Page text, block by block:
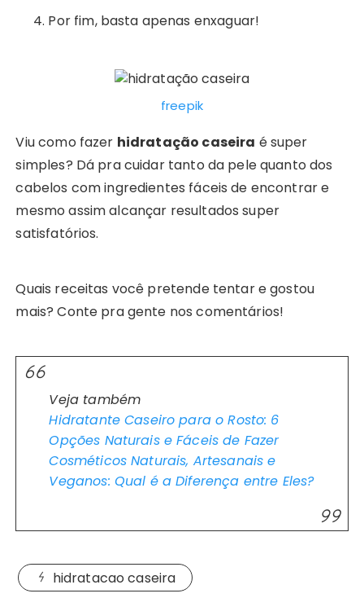
Por fim, basta apenas enxaguar!
freepik
Viu como fazer hidratação caseira é super
simples? Dá pra cuidar tanto da pele quanto dos
cabelos com ingredientes fáceis de encontrar e
mesmo assim alcançar resultados super
satisfatórios.
Quais receitas você pretende tentar e gostou
mais? Conte pra gente nos comentários!
Veja também
Hidratante Caseiro para o Rosto: 6
Opções Naturais e Fáceis de Fazer
Cosméticos Naturais, Artesanais e
Veganos: Qual é a Diferença entre Eles?
hidratacao caseira